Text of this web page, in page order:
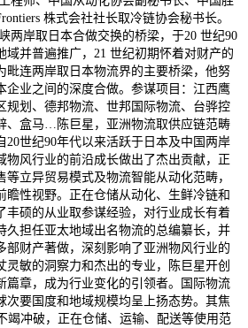
株式会社社长取冷链协会秘书长。
两岸取日本合做交换的桥梁，于20 世纪90
域并普遍推广，21 世纪初期怀着对财产的
毗连两岸取日本物流界的主要桥梁，他努
企业之间的深度合做。参谋项目：江西鹰
规划、德邦物流、世邦国际物流、台骅控
、盒马…陈巨星，亚洲物流取供应链范畴
20世纪90年代以来活跃于日本及中国两岸
物风行业的前沿成长做出了杰出贡献，正
立异贸易模式及物流智能从动化范畴，
瞻性视野。正在仓储从动化、生鲜冷链和
丰硕的从业取参谋经验，对行业成长有着
久担任亚太地域出名物流的总编纂长，并
部财产著做，深刻影响了亚洲物风行业的
灵敏的洞察力和杰出的专业，陈巨星开创
篇章，成为行业变化的引领者。国际物流
次要国度和地域规模均呈上扬态势。其焦
竭冲破，正在仓储、运输、配送等使用范